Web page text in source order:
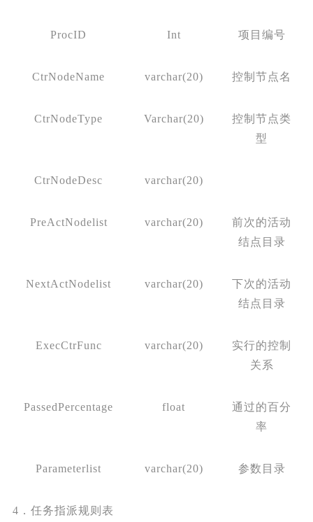
ProcID Int 项目编号
CtrNodeName varchar(20) 控制节点名
CtrNodeType Varchar(20)
控制节点类
型
CtrNodeDesc varchar(20)
PreActNodelist varchar(20)
前次的活动
结点目录
NextActNodelist varchar(20)
下次的活动
结点目录
ExecCtrFunc varchar(20)
实行的控制
关系
PassedPercentage float
通过的百分
率
Parameterlist varchar(20) 参数目录
4．任务指派规则表